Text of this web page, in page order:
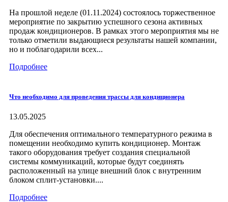
На прошлой неделе (01.11.2024) состоялось торжественное
мероприятие по закрытию успешного сезона активных
продаж кондиционеров. В рамках этого мероприятия мы не
только отметили выдающиеся результаты нашей компании,
но и поблагодарили всех...
Подробнее
Что необходимо для проведения трассы для кондиционера
13.05.2025
Для обеспечения оптимального температурного режима в
помещении необходимо купить кондиционер. Монтаж
такого оборудования требует создания специальной
системы коммуникаций, которые будут соединять
расположенный на улице внешний блок с внутренним
блоком сплит-установки....
Подробнее